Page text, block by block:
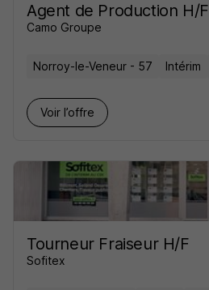
Agent de Production H/F
Camo Groupe
Norroy-le-Veneur - 57 Intérim
Voir l’offre
Tourneur Fraiseur H/F
Sofitex